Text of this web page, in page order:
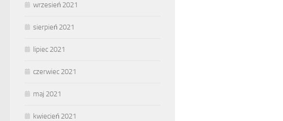
wrzesień 2021
sierpień 2021
lipiec 2021
czerwiec 2021
maj 2021
kwiecień 2021